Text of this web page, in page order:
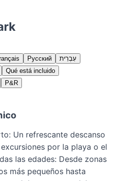
Русский
עִבְרִית
Qué está incluido
P&R
Un refrescante descanso
por la playa o el
las edades: Desde zonas
más pequeños hasta